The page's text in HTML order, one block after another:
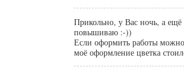
Прикольно, у Вас ночь, а
повышиваю :-))
Если оформить работы можно
моё оформление цветка